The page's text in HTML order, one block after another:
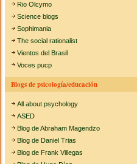
Rio Olcymo
Science blogs
Sophimania
The social rationalist
Vientos del Brasil
Voces pucp
Blogs de psicología/educación
All about psychology
ASED
Blog de Abraham Magendzo
Blog de Daniel Trias
Blog de Frank Villegas